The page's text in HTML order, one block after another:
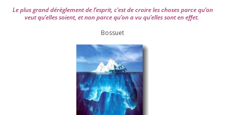
Le plus grand dérè­gle­ment de l’es­prit, c’est de croire les choses parce qu’on
veut qu’elles soient, et non parce qu’on a vu qu’elles sont en effet.
Bossuet